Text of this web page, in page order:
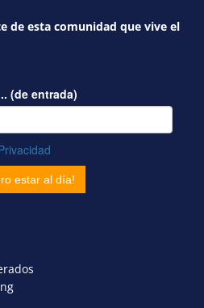
de esta comunidad que vive el